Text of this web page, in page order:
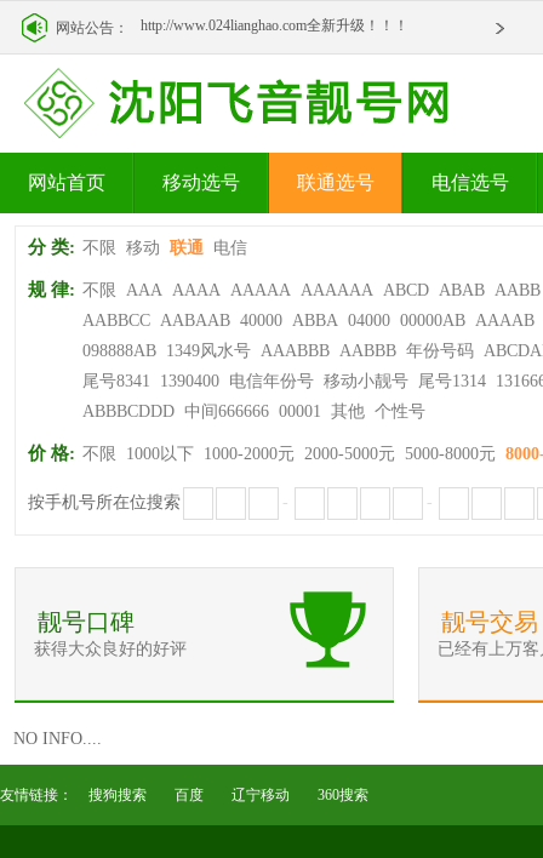
网站公告： http://www.024lianghao.com全新升级！！！
网站首页 移动选号 联通选号 电信选号
分 类: 不限 移动 联通 电信
规 律: 不限 AAA AAAA AAAAA AAAAAA ABCD ABAB AABB
AABBCC AABAAB 40000 ABBA 04000 00000AB AAAAB
098888AB 1349风水号 AAABBB AABBB 年份号码
尾号8341
1390400 电信年份号 移动小靓号 尾号1314
ABBBCDDD 中间666666 00001 其他 个性号
价 格: 不限 1000以下 1000-2000元 2000-5000元 5000-8000元
按手机号所在位搜索 - -
靓号口碑
获得大众良好的好评
靓号交易
已经有上万
NO INFO....
友情链接： 搜狗搜索 百度 辽宁移动 360搜索